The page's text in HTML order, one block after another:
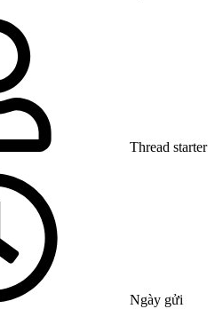
Thread starter
Ngày gửi